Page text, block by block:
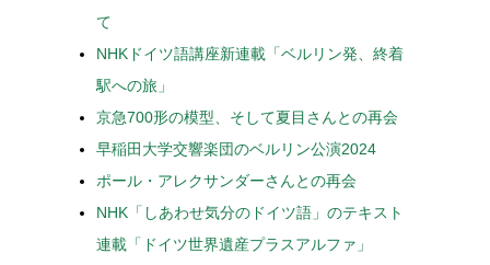
て
NHKドイツ語講座新連載「ベルリン発、終着
駅への旅」
京急700形の模型、そして夏目さんとの再会
早稲田大学交響楽団のベルリン公演2024
ポール・アレクサンダーさんとの再会
NHK「しあわせ気分のドイツ語」のテキスト
連載「ドイツ世界遺産プラスアルファ」